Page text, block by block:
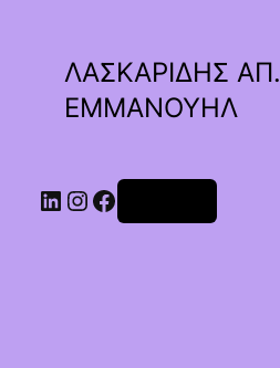
ΛΑΣΚΑΡΙΔΗΣ ΑΠ.
ΕΜΜΑΝΟΥΗΛ
Linkedin
Instagram
Facebook